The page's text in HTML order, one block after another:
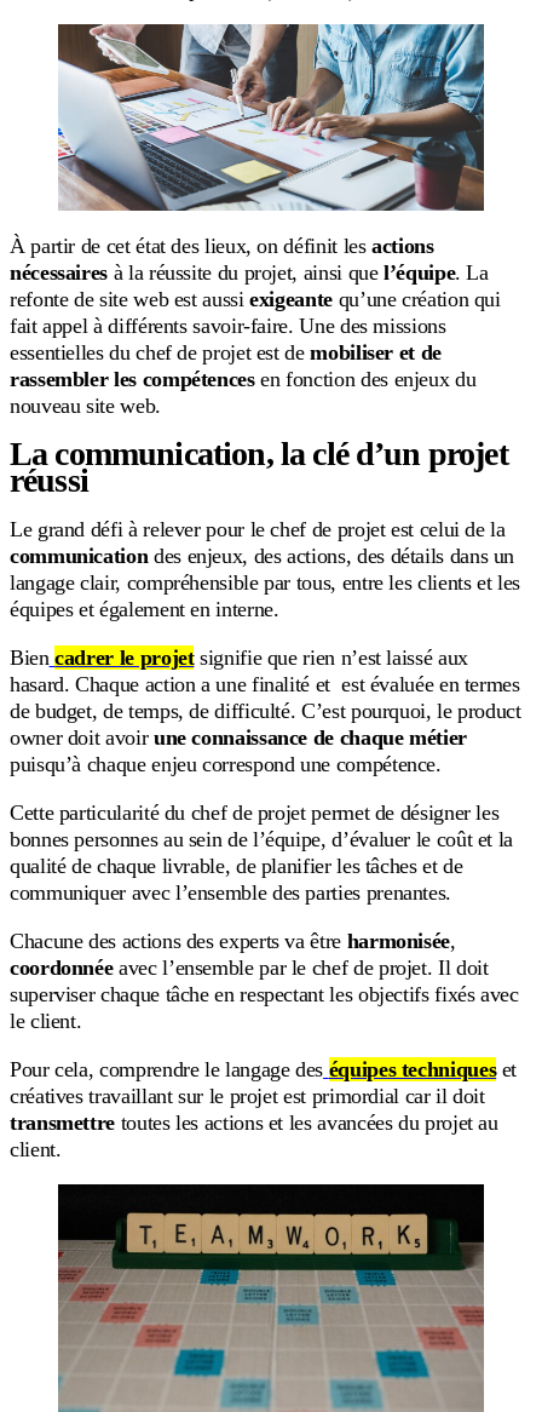
À partir de cet état des lieux, on définit lesactions
nécessaires à la réussite du projet, ainsi quel’équipe. La
refonte de site web est aussiexigeantequ’une création qui
fait appel à différents savoir-faire. Une des missions
essentielles du chef de projet est demobiliser et de
rassembler les compétencesen fonction des enjeux du
nouveau site web.
La communication, la clé d’un projet
réussi
Le grand défi à relever pour le chef de projet est celui de la
communicationdes enjeux, des actions, des détails dans un
langage clair, compréhensible par tous, entre les clients et les
équipes et également en interne.
Bien cadrer le projetsignifie que rien n’est laissé aux
hasard. Chaque action a une finalité et est évaluée en termes
de budget, de temps, de difficulté. C’est pourquoi, le product
owner doit avoir une connaissance de chaque métier
puisqu’à chaque enjeu correspond une compétence.
Cette particularité du chef de projet permet de désigner les
bonnes personnes au sein de l’équipe, d’évaluer le coût et la
qualité de chaque livrable, de planifier les tâches et de
communiquer avec l’ensemble des parties prenantes.
Chacune des actions des experts va être harmonisée,
coordonnéeavec l’ensemble par le chef de projet. Il doit
superviser chaque tâche en respectant les objectifs fixés avec
le client.
Pour cela, comprendre le langage des équipes techniqueset
créatives travaillant sur le projet est primordial car il doit
transmettre toutes les actions et les avancées du projet au
client.